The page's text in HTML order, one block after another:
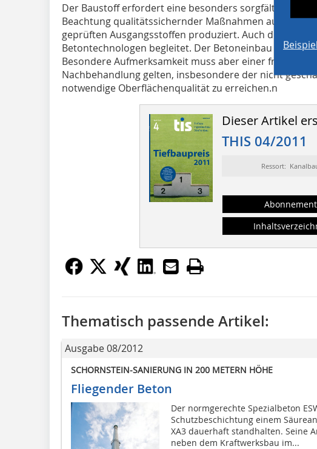
Der Baustoff erfordert eine besonders sorgfältige
Beachtung qualitätssichernder Maßnahmen aus
geprüften Ausgangsstoffen produziert. Auch die
Betontechnologen begleitet. Der Betoneinbau auf der
Besondere Aufmerksamkeit muss aber einer frühzeitig
Nachbehandlung gelten, insbesondere der nicht
notwendige Oberflächenqualität zu erreichen.n
Dieser Artikel
THIS 04/2011
Ressort:
Abonnement
Thematisch passende Artikel:
Ausgabe 08/2012
SCHORNSTEIN-SANIERUNG IN 200 METERN HÖHE
Fliegender Beton
Der normgerechte Spezialbeton
Schutzbeschichtung einem
XA3 dauerhaft standhalten. Seine
neben dem Kraftwerksbau im...